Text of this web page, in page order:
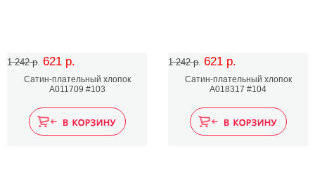
1 242 р. 621 р.
Сатин-плательный хлопок
A011709 #103
1 242 р. 621 р.
Сатин-плательный хлопок
A018317 #104